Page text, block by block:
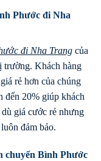
Phước đi Nha
đi Nha Trang của
trường. Khách hàng
rẻ hơn của chúng
đến 20% giúp khách
giá cước rẻ nhưng
đảm bảo.
chuyển Bình Phước